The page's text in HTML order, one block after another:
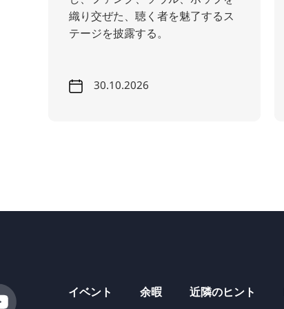
織り交ぜた、聴く者を魅了するス
テージを披露する。
30.10.2026
イベント 余暇 近隣のヒント